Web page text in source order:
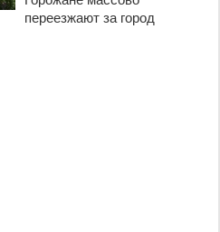
переезжают за город